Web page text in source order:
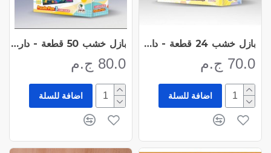
بازل خشب 24 قطعة - دار عمار
70.0 ج.م
اضافة للسلة
بازل خشب 50 قطعة - دار عمار
80.0 ج.م
اضافة للسلة